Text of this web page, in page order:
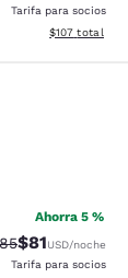
Tarifa para socios
Ver detalles
$107 total
448 reseñas
Ahorra 5 %
tachada:
Tarifa
$81USD/noche
Tarifa para socios